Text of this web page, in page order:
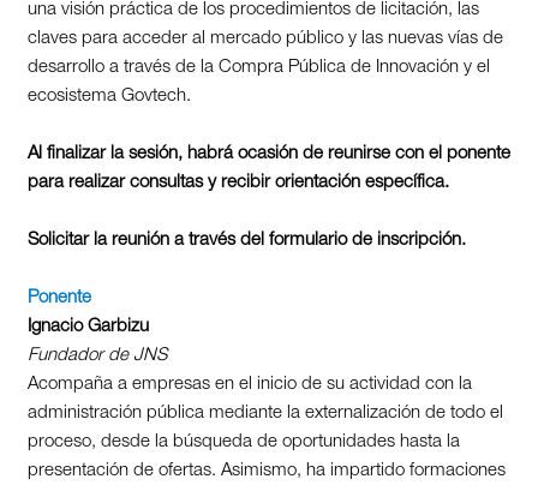
una visión práctica de los procedimientos de licitación, las
claves para acceder al mercado público y las nuevas vías de
desarrollo a través de la Compra Pública de Innovación y el
ecosistema Govtech.
Al finalizar la sesión, habrá ocasión de reunirse con el ponente
para realizar consultas y recibir orientación específica.
Solicitar la reunión a través del formulario de inscripción.
Ponente
Ignacio Garbizu
Fundador de JNS
Acompaña a empresas en el inicio de su actividad con la
administración pública mediante la externalización de todo el
proceso, desde la búsqueda de oportunidades hasta la
presentación de ofertas. Asimismo, ha impartido formaciones